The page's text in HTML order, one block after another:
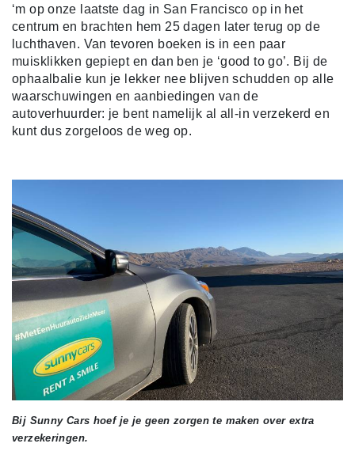
‘m op onze laatste dag in San Francisco op in het
centrum en brachten hem 25 dagen later terug op de
luchthaven. Van tevoren boeken is in een paar
muisklikken gepiept en dan ben je ‘good to go’. Bij de
ophaalbalie kun je lekker nee blijven schudden op alle
waarschuwingen en aanbiedingen van de
autoverhuurder: je bent namelijk al all-in verzekerd en
kunt dus zorgeloos de weg op.
Bij Sunny Cars hoef je je geen zorgen te maken over extra
verzekeringen.